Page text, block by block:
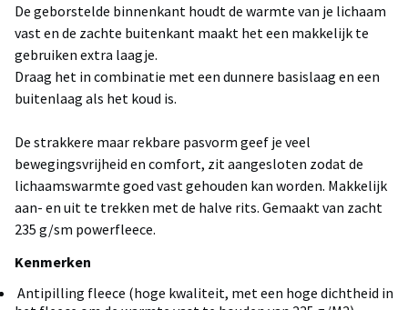
De geborstelde binnenkant houdt de warmte van je lichaam
vast en de zachte buitenkant maakt het een makkelijk te
gebruiken extra laagje.
Draag het in combinatie met een dunnere basislaag en een
buitenlaag als het koud is.
De strakkere maar rekbare pasvorm geef je veel
bewegingsvrijheid en comfort, zit aangesloten zodat de
lichaamswarmte goed vast gehouden kan worden. Makkelijk
aan- en uit te trekken met de halve rits. Gemaakt van zacht
235 g/sm powerfleece.
Kenmerken
Antipilling fleece (hoge kwaliteit, met een hoge dichtheid in